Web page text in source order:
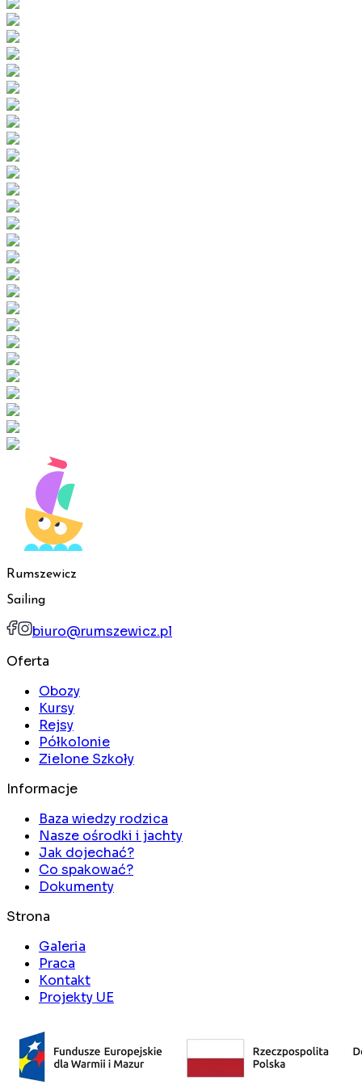
Rumszewicz
Sailing
biuro@rumszewicz.pl
Oferta
Obozy
Kursy
Rejsy
Półkolonie
Zielone Szkoły
Informacje
Baza wiedzy rodzica
Nasze ośrodki i jachty
Jak dojechać?
Co spakować?
Dokumenty
Strona
Galeria
Praca
Kontakt
Projekty UE